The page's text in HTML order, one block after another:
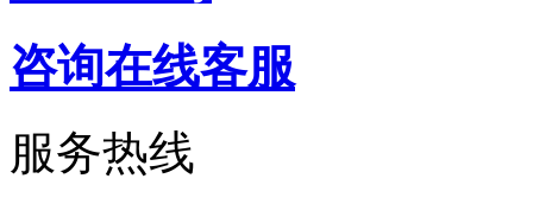
咨询在线客服
服务热线